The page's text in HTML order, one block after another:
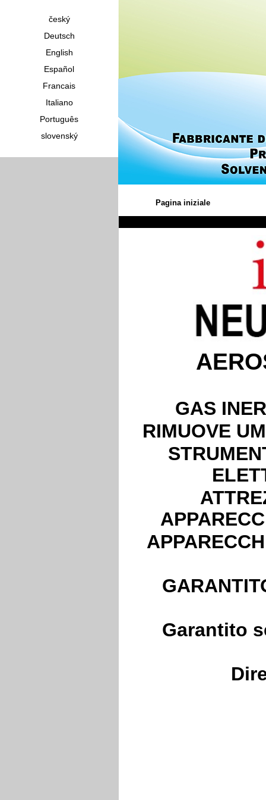
český
Deutsch
English
Español
Francais
Italiano
Português
slovenský
Pagina iniziale
GAS
RIMUOVE
Garantito